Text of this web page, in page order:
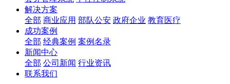
解决方案
全部 商业应用 部队公安 政府企业 教育医疗
成功案例
全部 经典案例 案例名录
新闻中心
全部 公司新闻 行业资讯
联系我们